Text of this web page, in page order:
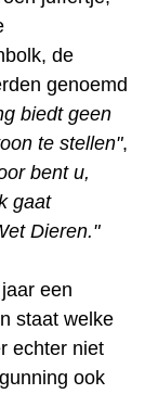
de
genoemd
biedt geen
te stellen",
bent u,
gaat
Dieren."
een
staat welke
echter niet
ook